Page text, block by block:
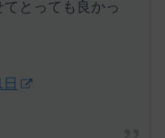
とっても良かっ